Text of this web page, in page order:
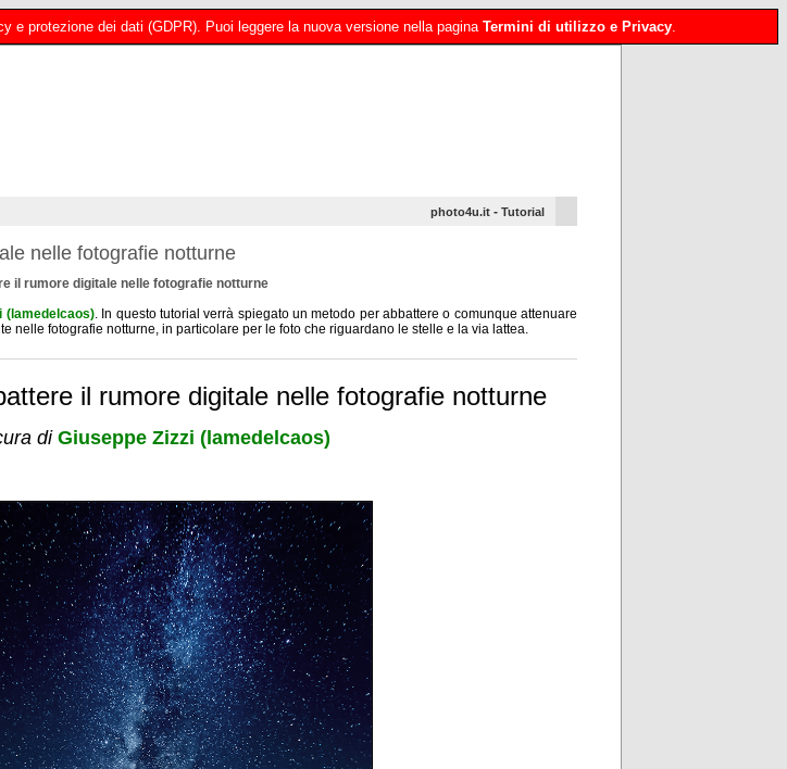
e protezione dei dati (GDPR). Puoi leggere la nuova versione nella pagina Termini di utilizzo e Privacy.
photo4u.it - Tutorial
nelle fotografie notturne
il rumore digitale nelle fotografie notturne
(lamedelcaos). In questo tutorial verrà spiegato un metodo per abbattere o comunque attenuare
nelle fotografie notturne, in particolare per le foto che riguardano le stelle e la via lattea.
il rumore digitale nelle fotografie notturne
di Giuseppe Zizzi (lamedelcaos)